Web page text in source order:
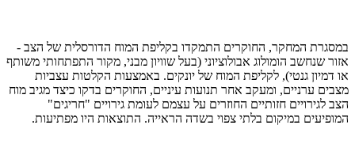
במסגרת המחקר, החוקרים התמקדו בקליפת המוח הדורסלית של הצב -
אזור שנחשב הומולוג אבולוציוני (בעל שוויון מבני, מקור התפתחותי משותף
או דמיון גנטי), לקליפת המוח של יונקים. באמצעות הקלטות עצביות
מצבים ערניים, ומעקב אחר תנועות עיניים, החוקרים בדקו כיצד מגיב מוח
הצב לגירויים חזותיים החוזרים על עצמם לעומת גירויים "חריגים"
המופיעים במיקום בלתי צפוי בשדה הראייה. התוצאות היו מפתיעות.